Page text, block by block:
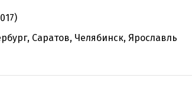
Саратов, Челябинск, Ярославль